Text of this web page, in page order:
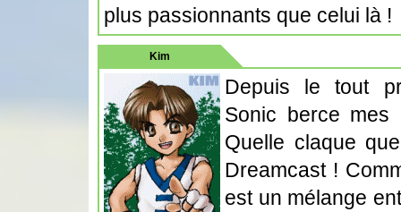
plus passionnants que celui là !
Kim
Depuis le tout
Sonic berce mes
Quelle claque
Dreamcast !
est un mélange